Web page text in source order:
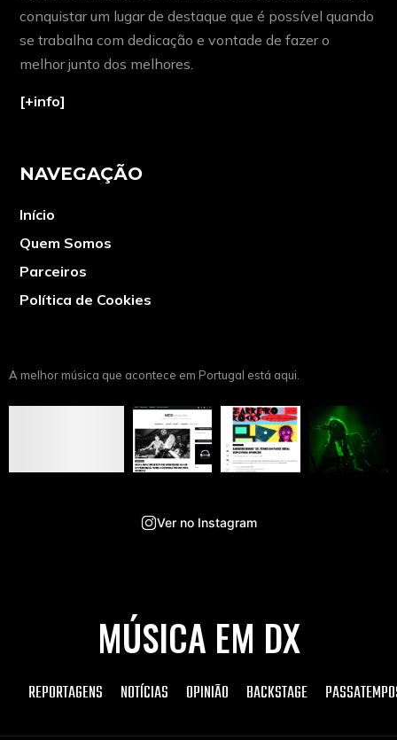
conquistar um lugar de destaque que é possível quando
se trabalha com dedicação e vontade de fazer o
melhor junto dos melhores.
[+info]
NAVEGAÇÃO
Início
Quem Somos
Parceiros
Política de Cookies
A melhor música que acontece em Portugal está aqui.
Ver no Instagram
MÚSICA EM DX
REPORTAGENS NOTÍCIAS OPINIÃO BACKSTAGE